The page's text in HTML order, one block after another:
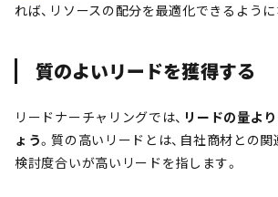
れば、リソースの配分を最適化できるように
質のよいリードを獲得する
リードナーチャリングでは、 リードの量よ
ょう。質の高いリードとは、自社商材との関
検討度合いが高いリードを指します。